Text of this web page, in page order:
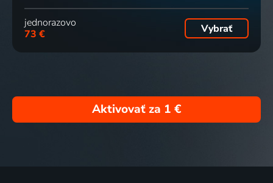
jednorazovo
73 €
Vybrať
Aktivovať za 1 €